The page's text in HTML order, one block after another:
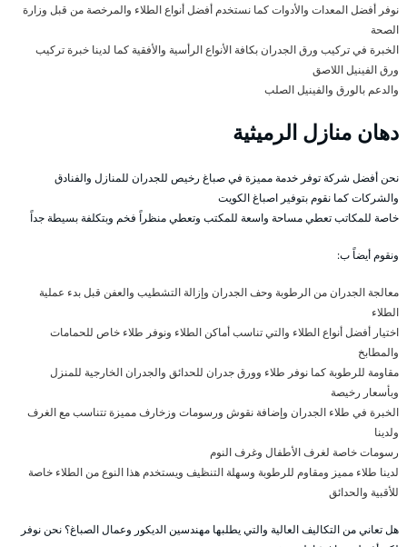
نوفر أفضل المعدات والأدوات كما نستخدم أفضل أنواع الطلاء والمرخصة من قبل وزارة
الصحة
الخبرة في تركيب ورق الجدران بكافة الأنواع الرأسية والأفقية كما لدينا خبرة تركيب
ورق الفينيل اللاصق
والدعم بالورق والفينيل الصلب
دهان منازل الرميثية
نحن أفضل شركة توفر خدمة مميزة في صباغ رخيص للجدران للمنازل والفنادق
والشركات كما نقوم بتوفير اصباغ الكويت
خاصة للمكاتب تعطي مساحة واسعة للمكتب وتعطي منظراً فخم وبتكلفة بسيطة جداً
ونقوم أيضاً ب:
معالجة الجدران من الرطوبة وحف الجدران وإزالة التشطيب والعفن قبل بدء عملية
الطلاء
اختيار أفضل أنواع الطلاء والتي تناسب أماكن الطلاء ونوفر طلاء خاص للحمامات
والمطابخ
مقاومة للرطوبة كما نوفر طلاء وورق جدران للحدائق والجدران الخارجية للمنزل
وبأسعار رخيصة
الخبرة في طلاء الجدران وإضافة نقوش ورسومات وزخارف مميزة تتناسب مع الغرف
ولدينا
رسومات خاصة لغرف الأطفال وغرف النوم
لدينا طلاء مميز ومقاوم للرطوبة وسهلة التنظيف ويستخدم هذا النوع من الطلاء خاصة
للأقبية والحدائق
هل تعاني من التكاليف العالية والتي يطلبها مهندسين الديكور وعمال الصباغ؟ نحن نوفر